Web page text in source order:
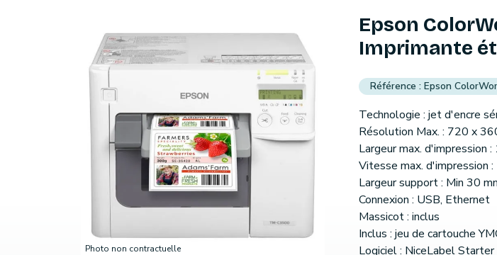
Photo non contractuelle
Epson
Imprimante
Epson
Technologie : jet d'encre
Résolution Max. : 720 x
Largeur max. d'impression
Vitesse max. d'impression
Largeur support : Min 30
Connexion : USB, Ethernet
Massicot : inclus
Inclus : jeu de cartouche
Logiciel : NiceLabel Starter